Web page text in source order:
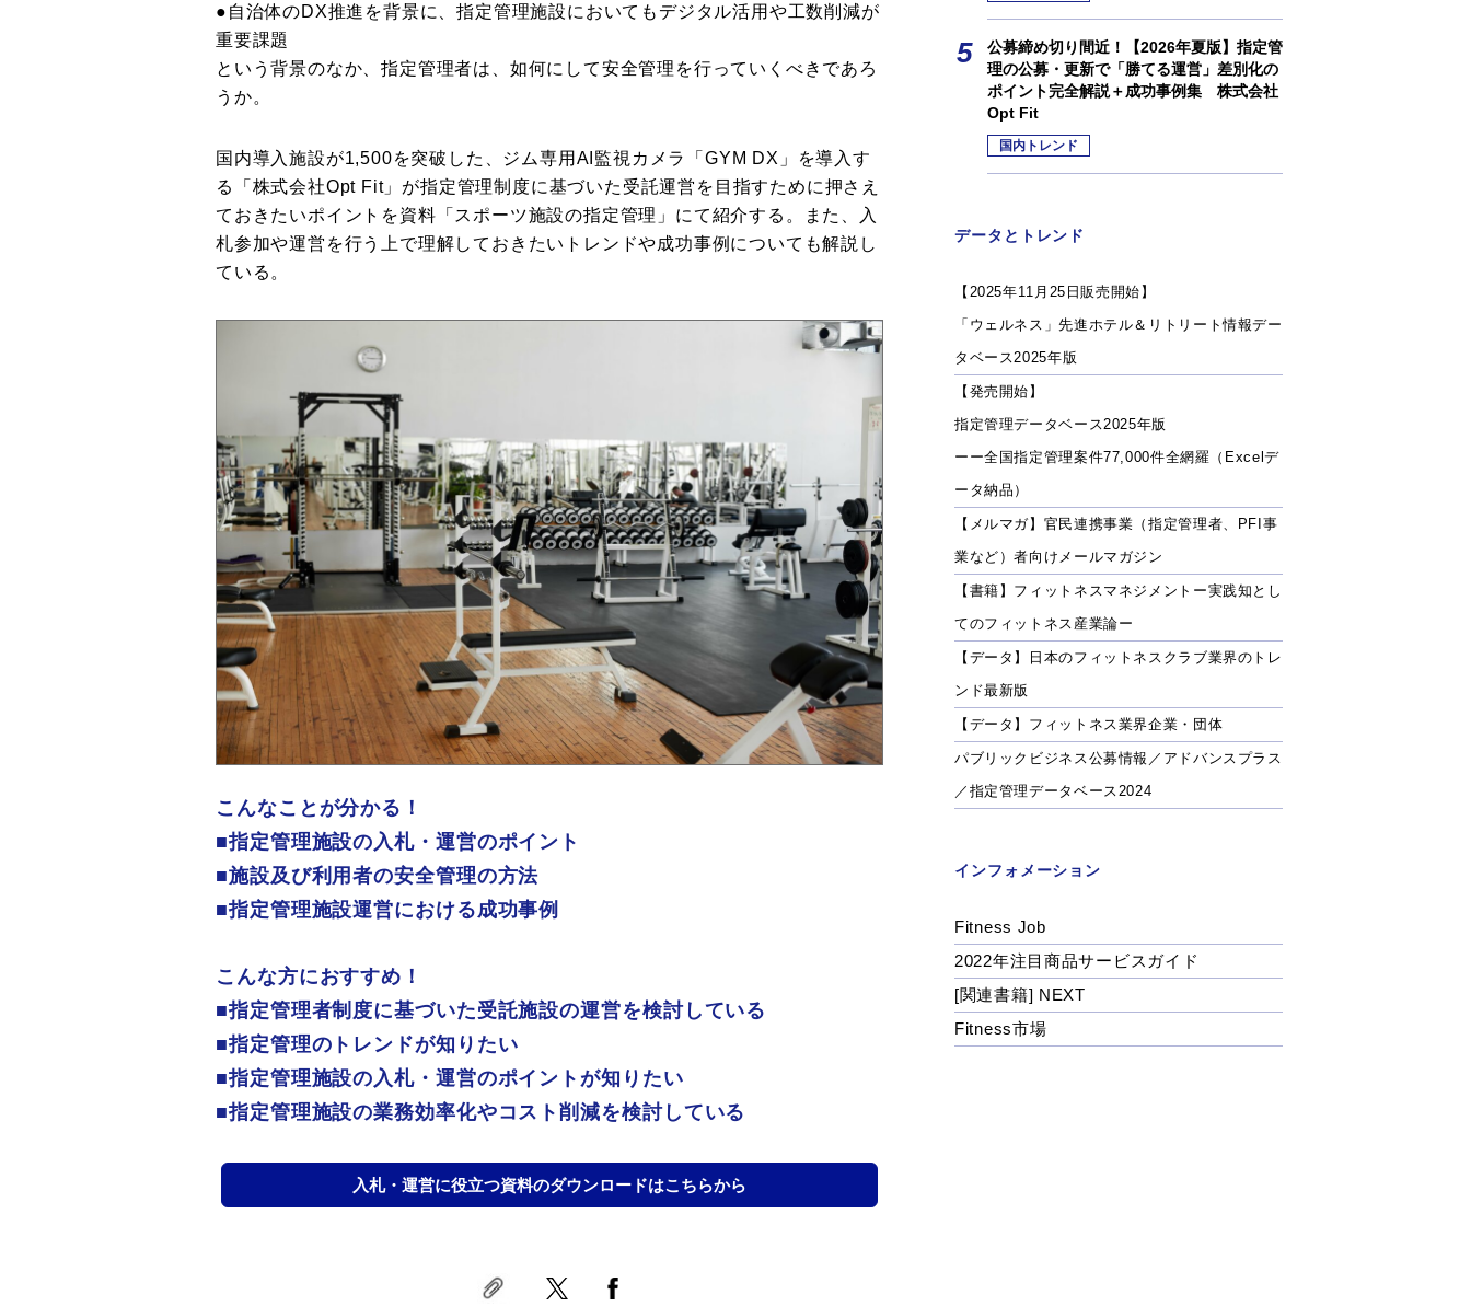
●自治体のDX推進を背景に、指定管理施設においてもデジタル活用や工数削減が
重要課題
という背景のなか、指定管理者は、如何にして安全管理を行っていくべきであろ
うか。
国内導入施設が1,500を突破した、ジム専用AI監視カメラ「GYM DX」を導入す
る「株式会社Opt Fit」が指定管理制度に基づいた受託運営を目指すために押さえ
ておきたいポイントを資料「スポーツ施設の指定管理」にて紹介する。また、入
札参加や運営を行う上で理解しておきたいトレンドや成功事例についても解説し
ている。
こんなことが分かる！
■指定管理施設の入札・運営のポイント
■施設及び利用者の安全管理の方法
■指定管理施設運営における成功事例
こんな方におすすめ！
■指定管理者制度に基づいた受託施設の運営を検討している
■指定管理のトレンドが知りたい
■指定管理施設の入札・運営のポイントが知りたい
■指定管理施設の業務効率化やコスト削減を検討している
入札・運営に役立つ資料のダウンロードはこちらから
公募締め切り間近！【2026年夏版】指定管
理の公募・更新で「勝てる運営」差別化の
ポイント完全解説＋成功事例集 株式会社
Opt Fit
国内トレンド
データとトレンド
【2025年11月25日販売開始】
「ウェルネス」先進ホテル＆リトリート情報デー
タベース2025年版
【発売開始】
指定管理データベース2025年版
ーー全国指定管理案件77,000件全網羅（Excelデ
ータ納品）
【メルマガ】官民連携事業（指定管理者、PFI事
業など）者向けメールマガジン
【書籍】フィットネスマネジメントー実践知とし
てのフィットネス産業論ー
【データ】日本のフィットネスクラブ業界のトレ
ンド最新版
【データ】フィットネス業界企業・団体
パブリックビジネス公募情報／アドバンスプラス
／指定管理データベース2024
インフォメーション
Fitness Job
2022年注目商品サービスガイド
[関連書籍] NEXT
Fitness市場